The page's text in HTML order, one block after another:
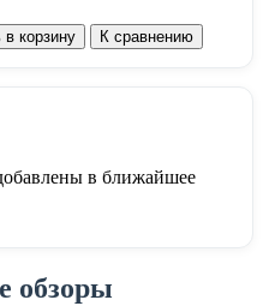
корзину К сравнению
в ближайшее
обзоры